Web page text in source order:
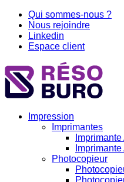
Aller
contenu
Qui sommes-nous ?
Nous rejoindre
Linkedin
Espace client
Impression
Imprimantes
Imprimante
Imprimante
Photocopieur